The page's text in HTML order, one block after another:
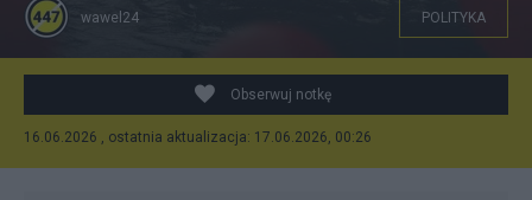
wawel24 POLITYKA
Obserwuj notkę
16.06.2026 , ostatnia aktualizacja: 17.06.2026, 00:26